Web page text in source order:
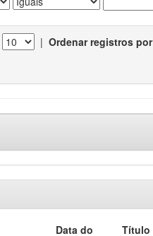
| Ordenar registros por
Data do Título